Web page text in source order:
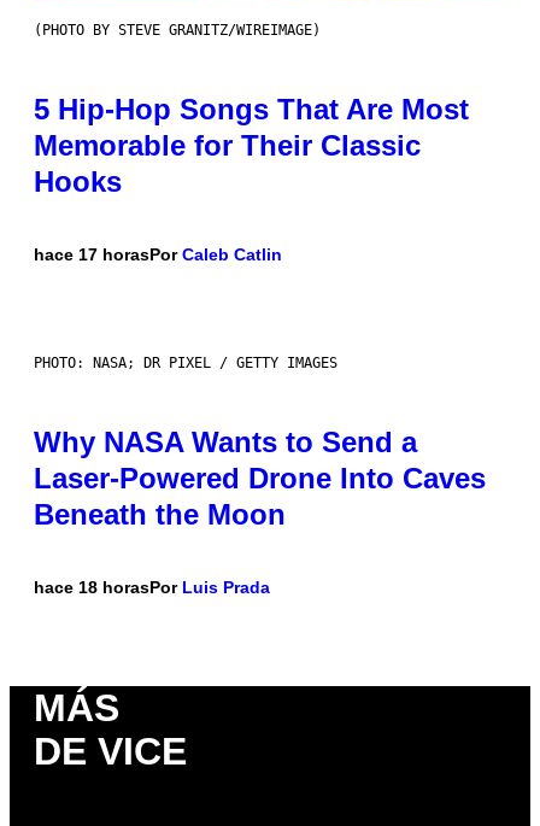
(PHOTO BY STEVE GRANITZ/WIREIMAGE)
5 Hip-Hop Songs That Are Most
Memorable for Their Classic
Hooks
hace 17 horasPorCaleb Catlin
PHOTO: NASA; DR PIXEL / GETTY IMAGES
Why NASA Wants to Send a
Laser-Powered Drone Into Caves
Beneath the Moon
hace 18 horasPor Luis Prada
MÁS
DE VICE